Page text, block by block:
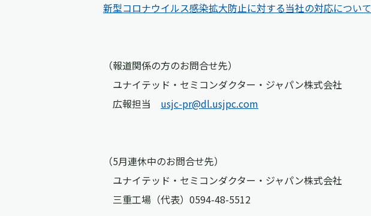
新型コロナウイルス感染拡大防止に対する当社の対応について
（報道関係の方のお問合せ先）
ユナイテッド・セミコンダクター・ジャパン株式会社
広報担当 usjc-pr@dl.usjpc.com
（5月連休中のお問合せ先）
ユナイテッド・セミコンダクター・ジャパン株式会社
三重工場（代表）0594-48-5512